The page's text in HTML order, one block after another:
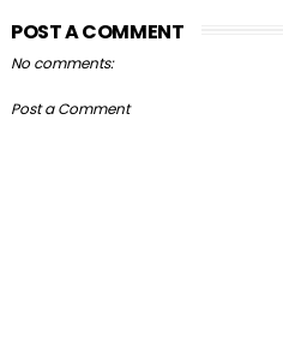
POST A COMMENT
No comments:
Post a Comment